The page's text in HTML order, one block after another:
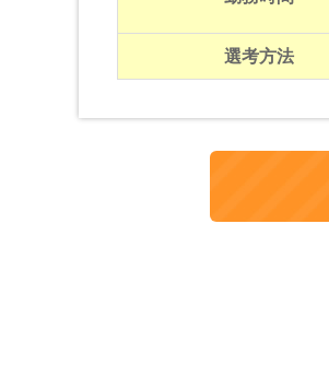
選考方法